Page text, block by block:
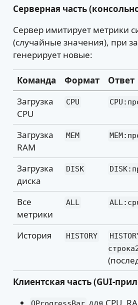
Серверная часть
Сервер имитирует метрики
(случайные значения), при
генерирует новые:
Команда Формат
Ответ
Загрузка
CPU
CPU
Загрузка
RAM
MEM
Загрузка
диска
DISK
Все
метрики
ALL
История HISTORY
Клиентская часть (GUI-